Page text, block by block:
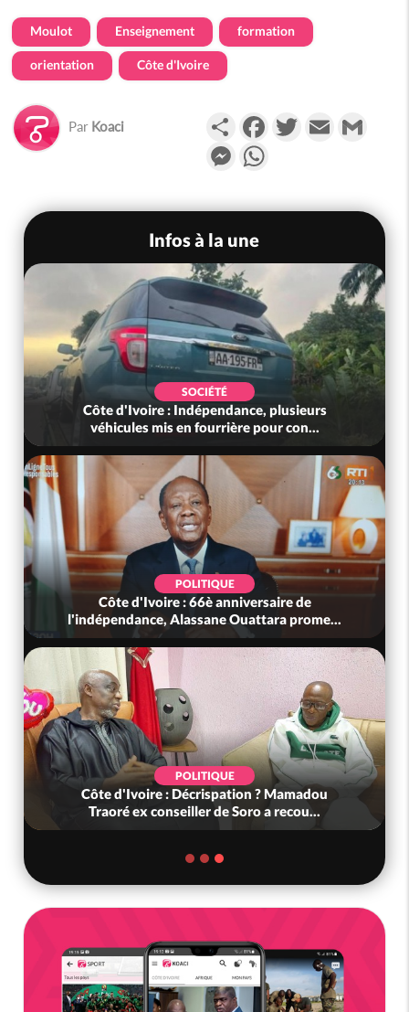
Moulot Enseignement formation
orientation Côte d'Ivoire
Par Koaci PartagerFacebookTwitterEmail
Messenger
Infos à la une
SOCIÉTÉ
Côte d'Ivoire : Indépendance, plusieurs
véhicules mis en fourrière pour con...
POLITIQUE
Côte d'Ivoire : 66è anniversaire de
l'indépendance, Alassane Ouattara prome...
POLITIQUE
Côte d'Ivoire : Décrispation ? Mamadou
Traoré ex conseiller de Soro a recou...